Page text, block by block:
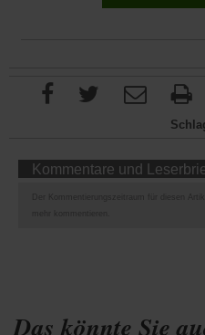
Das könnte Sie
Kommentare und